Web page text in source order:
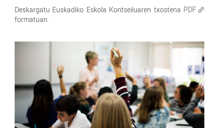
Deskargatu Euskadiko Eskola Kontseiluaren txostena PDF
formatuan.